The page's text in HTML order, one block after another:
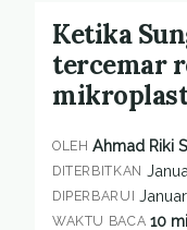
Ketika
tercemar
OLEH Ahmad Riki
DITERBITKAN
DIPERBARUI
WAKTU BACA 10